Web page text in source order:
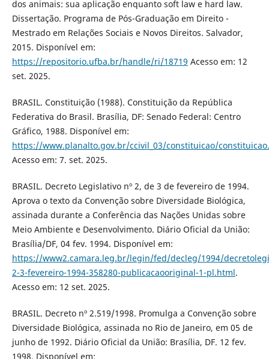
dos animais: sua aplicação enquanto soft law e hard law.
Dissertação. Programa de Pós-Graduação em Direito -
Mestrado em Relações Sociais e Novos Direitos. Salvador,
2015. Disponível em:
https://repositorio.ufba.br/handle/ri/18719 Acesso em: 12
set. 2025.
BRASIL. Constituição (1988). Constituição da República
Federativa do Brasil. Brasília, DF: Senado Federal: Centro
Gráfico, 1988. Disponível em:
https://www.planalto.gov.br/ccivil_03/constituicao/
Acesso em: 7. set. 2025.
BRASIL. Decreto Legislativo nº 2, de 3 de fevereiro de 1994.
Aprova o texto da Convenção sobre Diversidade Biológica,
assinada durante a Conferência das Nações Unidas sobre
Meio Ambiente e Desenvolvimento. Diário Oficial da União:
Brasília/DF, 04 fev. 1994. Disponível em:
https://www2.camara.leg.br/legin/fed/decleg/1994/
2-3-fevereiro-1994-358280-publicacaooriginal-1-pl.html.
Acesso em: 12 set. 2025.
BRASIL. Decreto nº 2.519/1998. Promulga a Convenção sobre
Diversidade Biológica, assinada no Rio de Janeiro, em 05 de
junho de 1992. Diário Oficial da União: Brasília, DF. 12 fev.
1998. Disponível em: